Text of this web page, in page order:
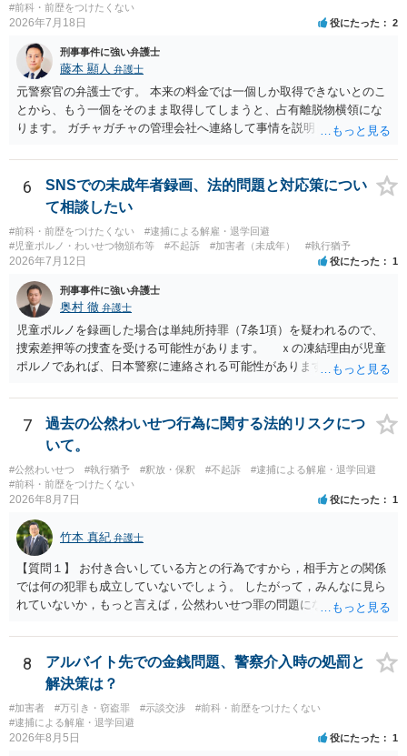
#前科・前歴をつけたくない
2026年7月18日 役にたった 2
刑事事件に強い弁護士
藤本 顯人 弁護士
元警察官の弁護士です。 本来の料金では一個しか取得できないとのこ
とから、もう一個をそのまま取得してしまうと、占有離脱物横領にな
ります。 ガチャガチャの管理会社へ連絡して事情を説明して一個返還
あるいは管理会社がお金は不要かつ返還不要との申し出があれば取得
しても問題ありません。
6
SNSでの未成年者録画、法的問題と対応策につい
て相談したい
#前科・前歴をつけたくない
#逮捕による解雇・退学回避
#児童ポルノ・わいせつ物頒布等
#不起訴 #加害者（未成年） #執行猶予
2026年7月12日 役にたった 1
刑事事件に強い弁護士
奥村 徹 弁護士
児童ポルノを録画した場合は単純所持罪（7条1項）を疑われるので、
捜索差押等の捜査を受ける可能性があります。 ｘの凍結理由が児童
ポルノであれば、日本警察に連絡される可能性があります。 対応と
るなり、警察に相談するなり、検討してください
7
過去の公然わいせつ行為に関する法的リスクにつ
いて。
#公然わいせつ #執行猶予 #釈放・保釈 #不起訴
#逮捕による解雇・退学回避
#前科・前歴をつけたくない
2026年8月7日 役にたった 1
竹本 真紀 弁護士
【質問１】 お付き合いしている方との行為ですから，相手方との関係
では何の犯罪も成立していないでしょう。 したがって，みんなに見ら
れていないか，もっと言えば，公然わいせつ罪の問題にならないかの
然性は，不特定又は多数の方が認識できる状態か否かで判断されま
す。 本件は，車の中という閉鎖された空間で行っており，不特定又は
多数の方が認識するのは困難な状態ですから，公然性はないと思いま
す。 また，意図的に示そうとする故意が必要ですが，本件では，通過
する車両があると服を着ている（わいせつな状態をなくしている）の
ですから，むしろ見られないようにしており，故意が認められること
8
アルバイト先での金銭問題、警察介入時の処罰と
解決策は？
#加害者 #万引き・窃盗罪 #示談交渉
#前科・前歴をつけたくない
#逮捕による解雇・退学回避
2026年8月5日 役にたった 1